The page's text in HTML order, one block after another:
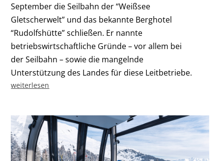
September die Seilbahn der “Weißsee
Gletscherwelt” und das bekannte Berghotel
“Rudolfshütte” schließen. Er nannte
betriebswirtschaftliche Gründe – vor allem bei
der Seilbahn – sowie die mangelnde
Unterstützung des Landes für diese Leitbetriebe.
weiterlesen